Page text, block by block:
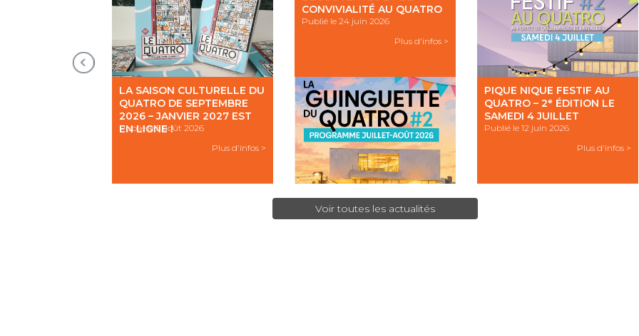
LA SAISON CULTURELLE DU
QUATRO DE SEPTEMBRE
2026 – JANVIER 2027 EST
EN LIGNE !
Publié le 5 août 2026
Plus d'infos >
CONVIVIALITÉ AU QUATRO
Publié le 24 juin 2026
Plus d'infos >
PIQUE NIQUE FESTIF AU
QUATRO – 2ᵉ ÉDITION LE
SAMEDI 4 JUILLET
Publié le 12 juin 2026
Plus d'infos >
Voir toutes les actualités